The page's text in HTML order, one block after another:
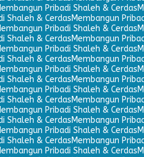
Pribadi Shaleh & Cerdas
Shaleh & CerdasMembangun
Pribadi Shaleh & Cerdas
Shaleh & CerdasMembangun
Pribadi Shaleh & Cerdas
Shaleh & CerdasMembangun
Pribadi Shaleh & Cerdas
Shaleh & CerdasMembangun
Pribadi Shaleh & Cerdas
Shaleh & CerdasMembangun
Pribadi Shaleh & Cerdas
Shaleh & CerdasMembangun
Pribadi Shaleh & Cerdas
Shaleh & CerdasMembangun
Pribadi Shaleh & Cerdas